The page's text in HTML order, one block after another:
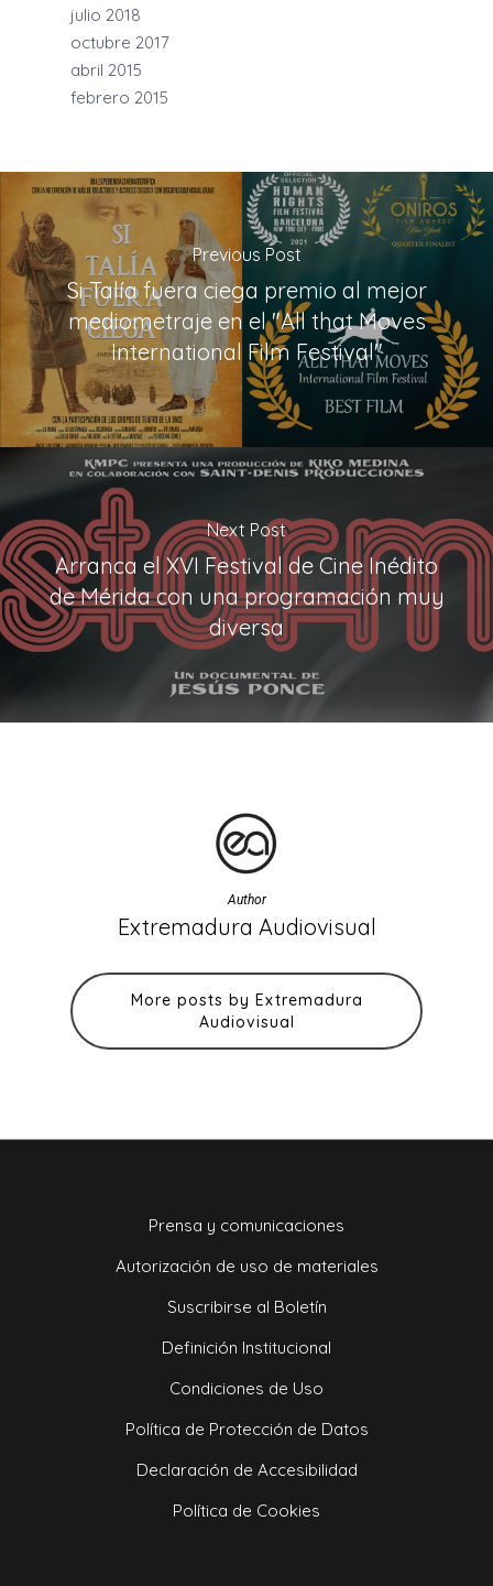
julio 2018
octubre 2017
abril 2015
febrero 2015
Previous Post
Si Talía fuera ciega premio al mejor
mediometraje en el "All that Moves
International Film Festival"
Next Post
Arranca el XVI Festival de Cine Inédito
de Mérida con una programación muy
diversa
Author
Extremadura Audiovisual
More posts by Extremadura
Audiovisual
Prensa y comunicaciones
Autorización de uso de materiales
Suscribirse al Boletín
Definición Institucional
Condiciones de Uso
Política de Protección de Datos
Declaración de Accesibilidad
Política de Cookies